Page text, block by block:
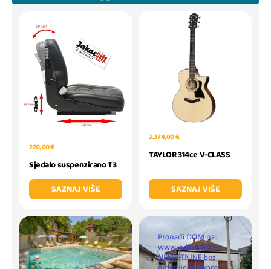
220,00 €
Sjedalo suspenzirano T3
SAZNAJ VIŠE
2.374,00 €
TAYLOR 314ce V-CLASS
SAZNAJ VIŠE